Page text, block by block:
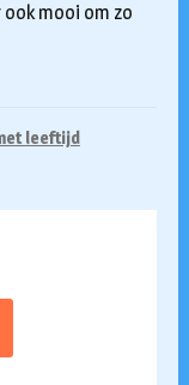
mooi om zo
leeftijd